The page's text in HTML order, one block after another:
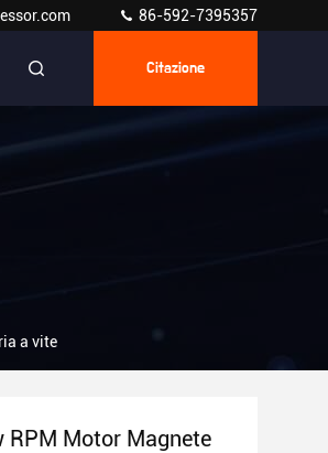
86-592-7395357
Citazione
a vite
RPM Motor Magnete